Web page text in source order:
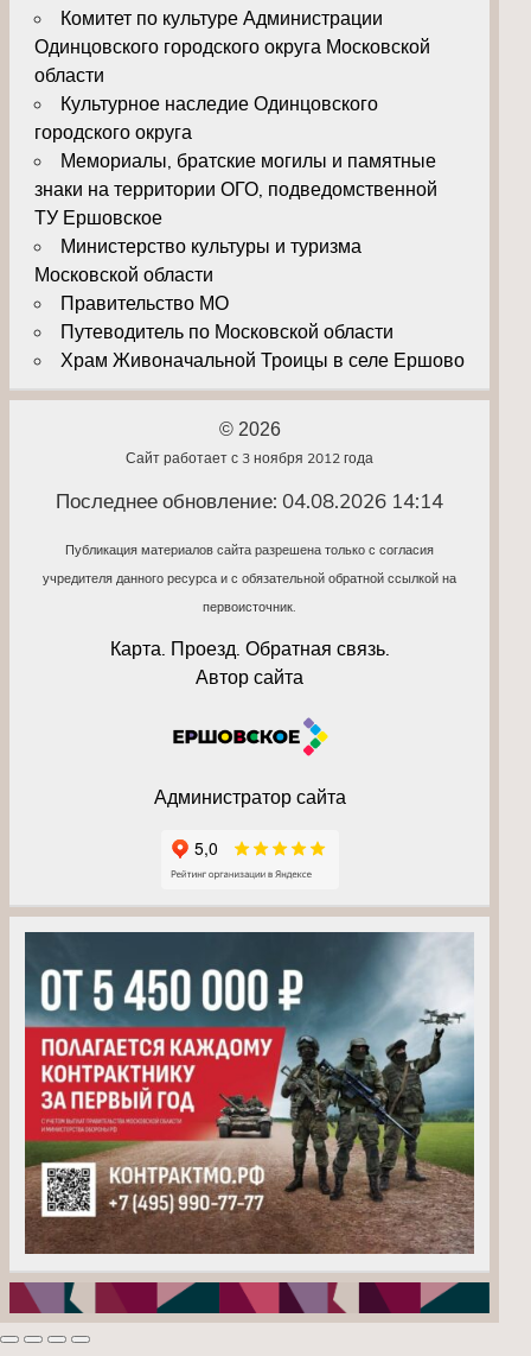
Комитет по культуре Администрации
Одинцовского городского округа Московской
области
Культурное наследие Одинцовского
городского округа
Мемориалы, братские могилы и памятные
знаки на территории ОГО, подведомственной
ТУ Ершовское
Министерство культуры и туризма
Московской области
Правительство МО
Путеводитель по Московской области
Храм Живоначальной Троицы в селе Ершово
© 2026
Сайт работает с 3 ноября 2012 года
Последнее обновление: 04.08.2026 14:14
Публикация материалов сайта разрешена только с согласия
учредителя данного ресурса и с обязательной обратной ссылкой на
первоисточник.
Карта. Проезд. Обратная связь.
Автор сайта
Администратор сайта